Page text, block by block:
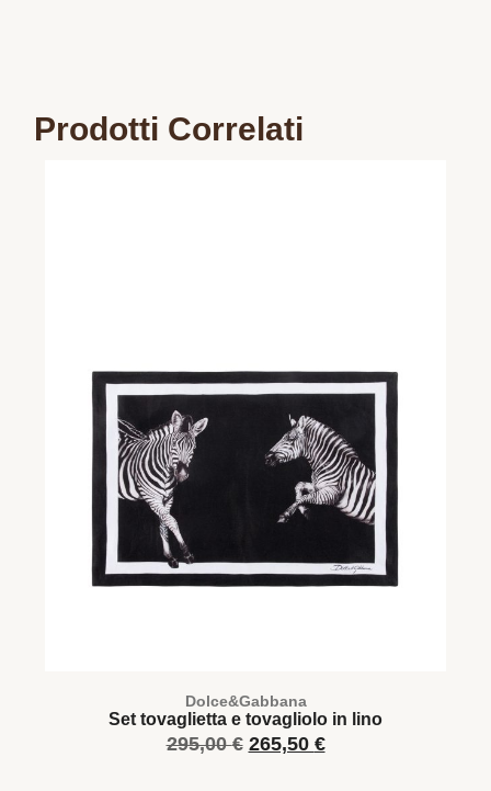
Prodotti Correlati
Dolce&Gabbana
Set tovaglietta e tovagliolo in lino
295,00€ 265,50 €